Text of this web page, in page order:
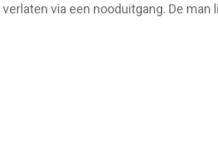
via een nooduitgang. De man